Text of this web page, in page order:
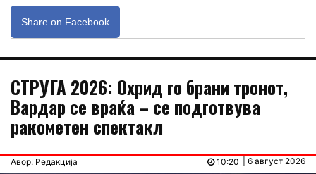
Share on Facebook
СТРУГА 2026: Охрид го брани тронот,
Вардар се враќа – се подготвува
ракометен спектакл
Авор: Редакција | 6 август 2026
10:20